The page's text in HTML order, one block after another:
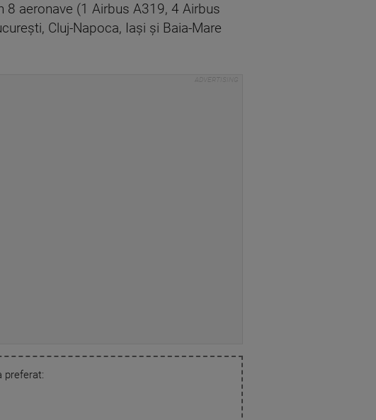
8 aeronave (1 Airbus A319, 4 Airbus
Cluj-Napoca, Iași și Baia-Mare
preferat: